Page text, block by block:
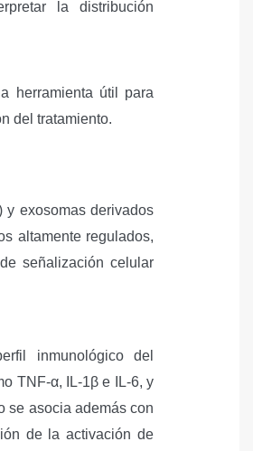
la distribución
herramienta útil para
del tratamiento.
y exosomas derivados
altamente regulados,
señalización celular
inmunológico del
TNF-α, IL-1β e IL-6, y
se asocia además con
de la activación de